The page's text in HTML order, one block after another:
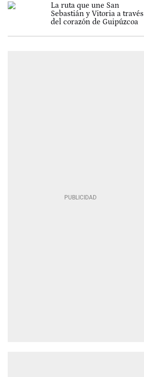
La ruta que une San
Sebastián y Vitoria a través
del corazón de Guipúzcoa